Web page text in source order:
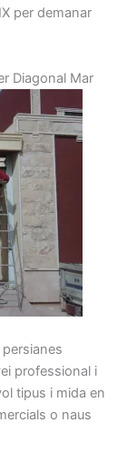
per demanar
Diagonal Mar
persianes
professional i
tipus i mida en
o naus